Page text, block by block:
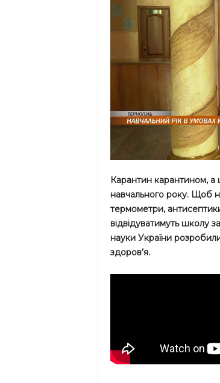
Карантин карантином,
навчального року. Щоб
термометри,
відвідуватимуть школу
науки України
здоров’я.